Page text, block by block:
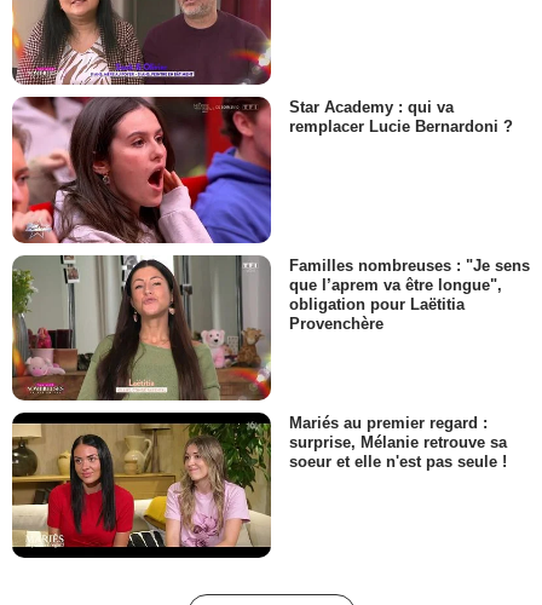
Star Academy : qui va
remplacer Lucie Bernardoni ?
Familles nombreuses : "Je sens
que l’aprem va être longue",
obligation pour Laëtitia
Provenchère
Mariés au premier regard :
surprise, Mélanie retrouve sa
soeur et elle n'est pas seule !